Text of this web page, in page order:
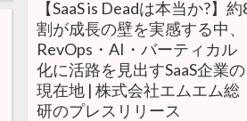
【SaaS is Deadは本当か?】約
割が成長の壁を実感する中、
RevOps・AI・バーティカル
化に活路を見出すSaaS企業の
現在地 | 株式会社エムエム総
研のプレスリリース